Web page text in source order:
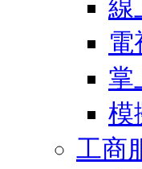
線
電
掌
模
工商